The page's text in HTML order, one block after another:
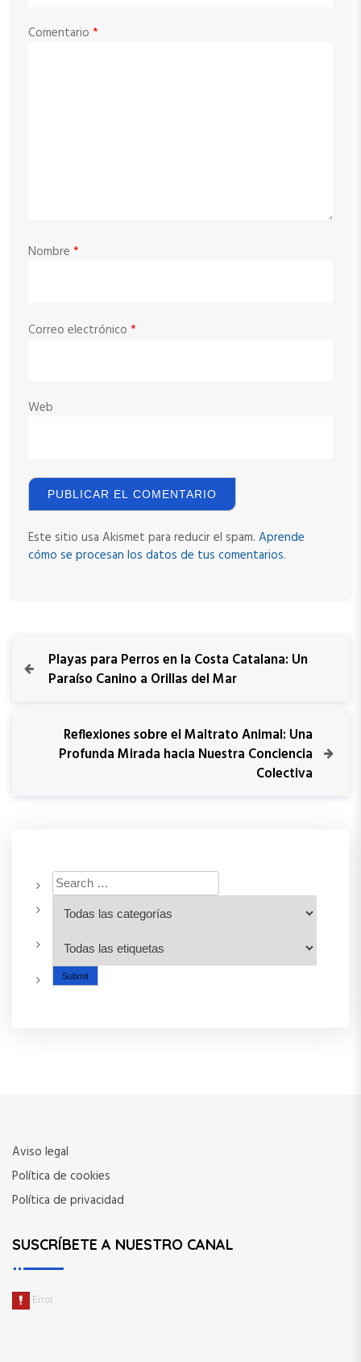
Comentario *
Nombre *
Correo electrónico *
Web
Este sitio usa Akismet para reducir el spam. Aprende
cómo se procesan los datos de tus comentarios.
Playas para Perros en la Costa Catalana: Un
Paraíso Canino a Orillas del Mar
Reflexiones sobre el Maltrato Animal: Una
Profunda Mirada hacia Nuestra Conciencia
Colectiva
Aviso legal
Política de cookies
Política de privacidad
SUSCRÍBETE A NUESTRO CANAL